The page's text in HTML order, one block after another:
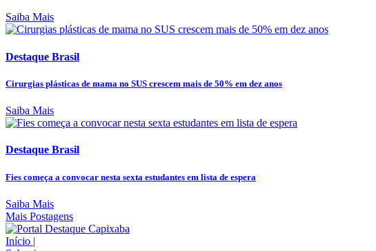
Saiba Mais
Destaque Brasil
Cirurgias plásticas de mama no SUS crescem mais de 50% em dez anos
Saiba Mais
Destaque Brasil
Fies começa a convocar nesta sexta estudantes em lista de espera
Saiba Mais
Mais Postagens
Início |